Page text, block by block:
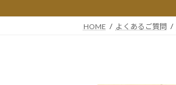
HOME よくあるご質問